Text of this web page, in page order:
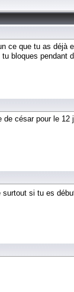
ce que tu as déjà
bloques pendant
césar pour le
si tu es